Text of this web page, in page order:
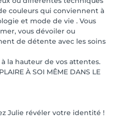
couleurs qui conviennent à
et mode de vie . Vous
vous dévoiler ou
de détente avec les soins
la hauteur de vos attentes.
À SOI MÊME DANS LE
Julie révéler votre identité !